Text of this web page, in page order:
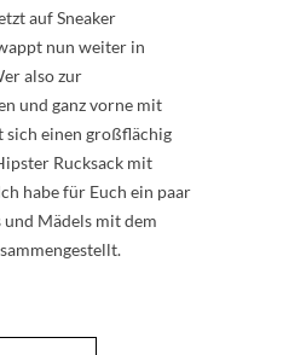
auf Sneaker
nun weiter in
also zur
und ganz vorne mit
sich einen großflächig
Rucksack mit
habe für Euch ein paar
Mädels mit dem